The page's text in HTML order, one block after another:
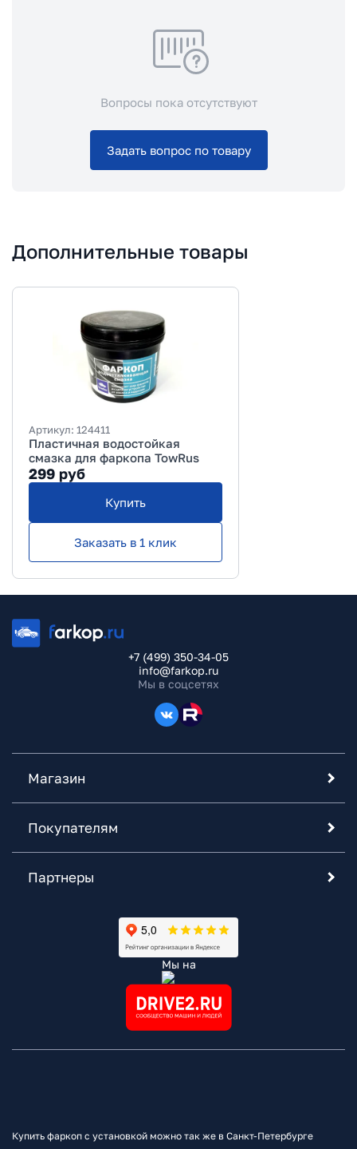
Вопросы пока отсутствуют
Задать вопрос по товару
Дополнительные товары
Артикул: 124411
Пластичная водостойкая
смазка для фаркопа TowRus
299 руб
Купить
Заказать в 1 клик
+7 (499) 350-34-05
info@farkop.ru
Мы в соцсетях
Магазин
Покупателям
Партнеры
Мы на
Купить фаркоп с установкой можно так же в Санкт-Петербурге